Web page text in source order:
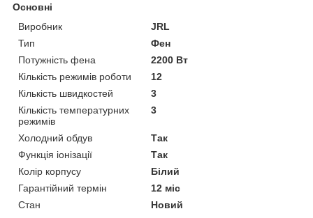
Основні
Виробник
JRL
Тип
Фен
Потужність фена
2200 Вт
Кількість режимів роботи
12
Кількість швидкостей
3
Кількість температурних
режимів
3
Холодний обдув
Так
Функція іонізації
Так
Колір корпусу
Білий
Гарантійний термін
12 міс
Стан
Новий